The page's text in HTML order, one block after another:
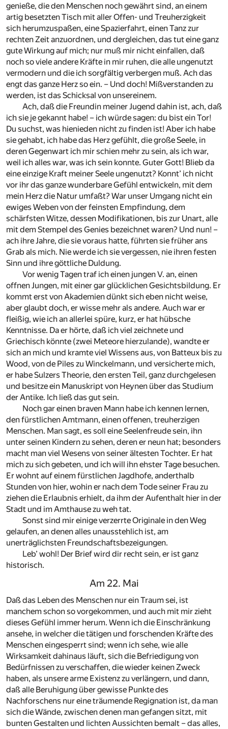
genieße, die den Menschen noch gewährt sind, an einem
artig besetzten Tisch mit aller Offen- und Treuherzigkeit
sich herumzuspaßen, eine Spazierfahrt, einen Tanz zur
rechten Zeit anzuordnen, und dergleichen, das tut eine ganz
gute Wirkung auf mich; nur muß mir nicht einfallen, daß
noch so viele andere Kräfte in mir ruhen, die alle ungenutzt
vermodern und die ich sorgfältig verbergen muß. Ach das
engt das ganze Herz so ein. – Und doch! Mißverstanden zu
werden, ist das Schicksal von unsereinem.
Ach, daß die Freundin meiner Jugend dahin ist, ach, daß
ich sie je gekannt habe! – ich würde sagen: du bist ein Tor!
Du suchst, was hienieden nicht zu finden ist! Aber ich habe
sie gehabt, ich habe das Herz gefühlt, die große Seele, in
deren Gegenwart ich mir schien mehr zu sein, als ich war,
weil ich alles war, was ich sein konnte. Guter Gott! Blieb da
eine einzige Kraft meiner Seele ungenutzt? Konnt’ ich nicht
vor ihr das ganze wunderbare Gefühl entwickeln, mit dem
mein Herz die Natur umfaßt? War unser Umgang nicht ein
ewiges Weben von der feinsten Empfindung, dem
schärfsten Witze, dessen Modifikationen, bis zur Unart, alle
mit dem Stempel des Genies bezeichnet waren? Und nun! –
ach ihre Jahre, die sie voraus hatte, führten sie früher ans
Grab als mich. Nie werde ich sie vergessen, nie ihren festen
Sinn und ihre göttliche Duldung.
Vor wenig Tagen traf ich einen jungen V. an, einen
offnen Jungen, mit einer gar glücklichen Gesichtsbildung. Er
kommt erst von Akademien dünkt sich eben nicht weise,
aber glaubt doch, er wisse mehr als andere. Auch war er
fleißig, wie ich an allerlei spüre, kurz, er hat hübsche
Kenntnisse. Da er hörte, daß ich viel zeichnete und
Griechisch könnte (zwei Meteore hierzulande), wandte er
sich an mich und kramte viel Wissens aus, von Batteux bis zu
Wood, von de Piles zu Winckelmann, und versicherte mich,
er habe Sulzers Theorie, den ersten Teil, ganz durchgelesen
und besitze ein Manuskript von Heynen über das Studium
der Antike. Ich ließ das gut sein.
Noch gar einen braven Mann habe ich kennen lernen,
den fürstlichen Amtmann, einen offenen, treuherzigen
Menschen. Man sagt, es soll eine Seelenfreude sein, ihn
unter seinen Kindern zu sehen, deren er neun hat; besonders
macht man viel Wesens von seiner ältesten Tochter. Er hat
mich zu sich gebeten, und ich will ihn ehster Tage besuchen.
Er wohnt auf einem fürstlichen Jagdhofe, anderthalb
Stunden von hier, wohin er nach dem Tode seiner Frau zu
ziehen die Erlaubnis erhielt, da ihm der Aufenthalt hier in der
Stadt und im Amthause zu weh tat.
Sonst sind mir einige verzerrte Originale in den Weg
gelaufen, an denen alles unausstehlich ist, am
unerträglichsten Freundschaftsbezeigungen.
Leb’ wohl! Der Brief wird dir recht sein, er ist ganz
historisch.
Am 22. Mai
Daß das Leben des Menschen nur ein Traum sei, ist
manchem schon so vorgekommen, und auch mit mir zieht
dieses Gefühl immer herum. Wenn ich die Einschränkung
ansehe, in welcher die tätigen und forschenden Kräfte des
Menschen eingesperrt sind; wenn ich sehe, wie alle
Wirksamkeit dahinaus läuft, sich die Befriedigung von
Bedürfnissen zu verschaffen, die wieder keinen Zweck
haben, als unsere arme Existenz zu verlängern, und dann,
daß alle Beruhigung über gewisse Punkte des
Nachforschens nur eine träumende Regignation ist, da man
sich die Wände, zwischen denen man gefangen sitzt, mit
bunten Gestalten und lichten Aussichten bemalt – das alles,